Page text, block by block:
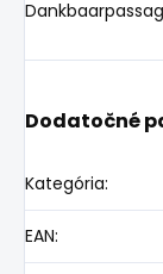
Dodatočné
Kategória:
EAN: